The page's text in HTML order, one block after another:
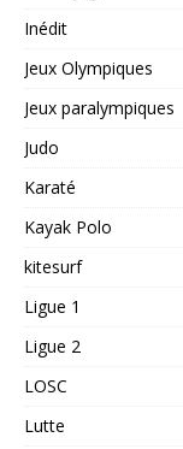
Inédit
Jeux Olympiques
Jeux paralympiques
Judo
Karaté
Kayak Polo
kitesurf
Ligue 1
Ligue 2
LOSC
Lutte